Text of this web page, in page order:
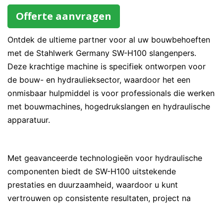
Offerte aanvragen
Ontdek de ultieme partner voor al uw bouwbehoeften
met de Stahlwerk Germany SW-H100 slangenpers.
Deze krachtige machine is specifiek ontworpen voor
de bouw- en hydraulieksector, waardoor het een
onmisbaar hulpmiddel is voor professionals die werken
met bouwmachines, hogedrukslangen en hydraulische
apparatuur.
Met geavanceerde technologieën voor hydraulische
componenten biedt de SW-H100 uitstekende
prestaties en duurzaamheid, waardoor u kunt
vertrouwen op consistente resultaten, project na